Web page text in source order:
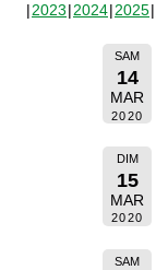
2023 2024 2025
SAM
14
MAR
2020
DIM
15
MAR
2020
SAM